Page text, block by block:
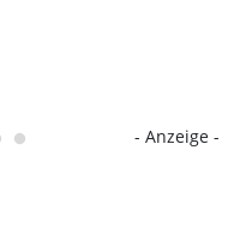
- Anzeige -